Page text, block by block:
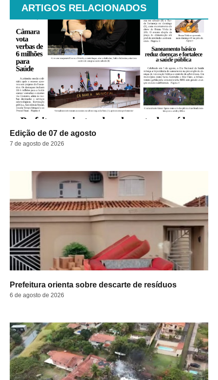
ARTIGOS RELACIONADOS
Edição de 07 de agosto
7 de agosto de 2026
Prefeitura orienta sobre descarte de resíduos
6 de agosto de 2026